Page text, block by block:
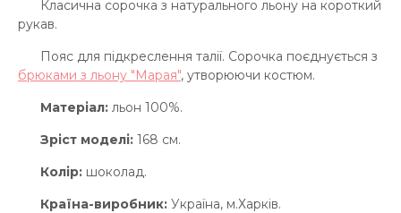
Класична сорочка з натурального льону на короткий
рукав.
Пояс для підкреслення талії. Сорочка поєднується з
брюками з льону "Марая", утворюючи костюм.
Матеріал: льон 100%.
Зріст моделі: 168 см.
Колір: шоколад.
Країна-виробник: Україна, м.Харків.